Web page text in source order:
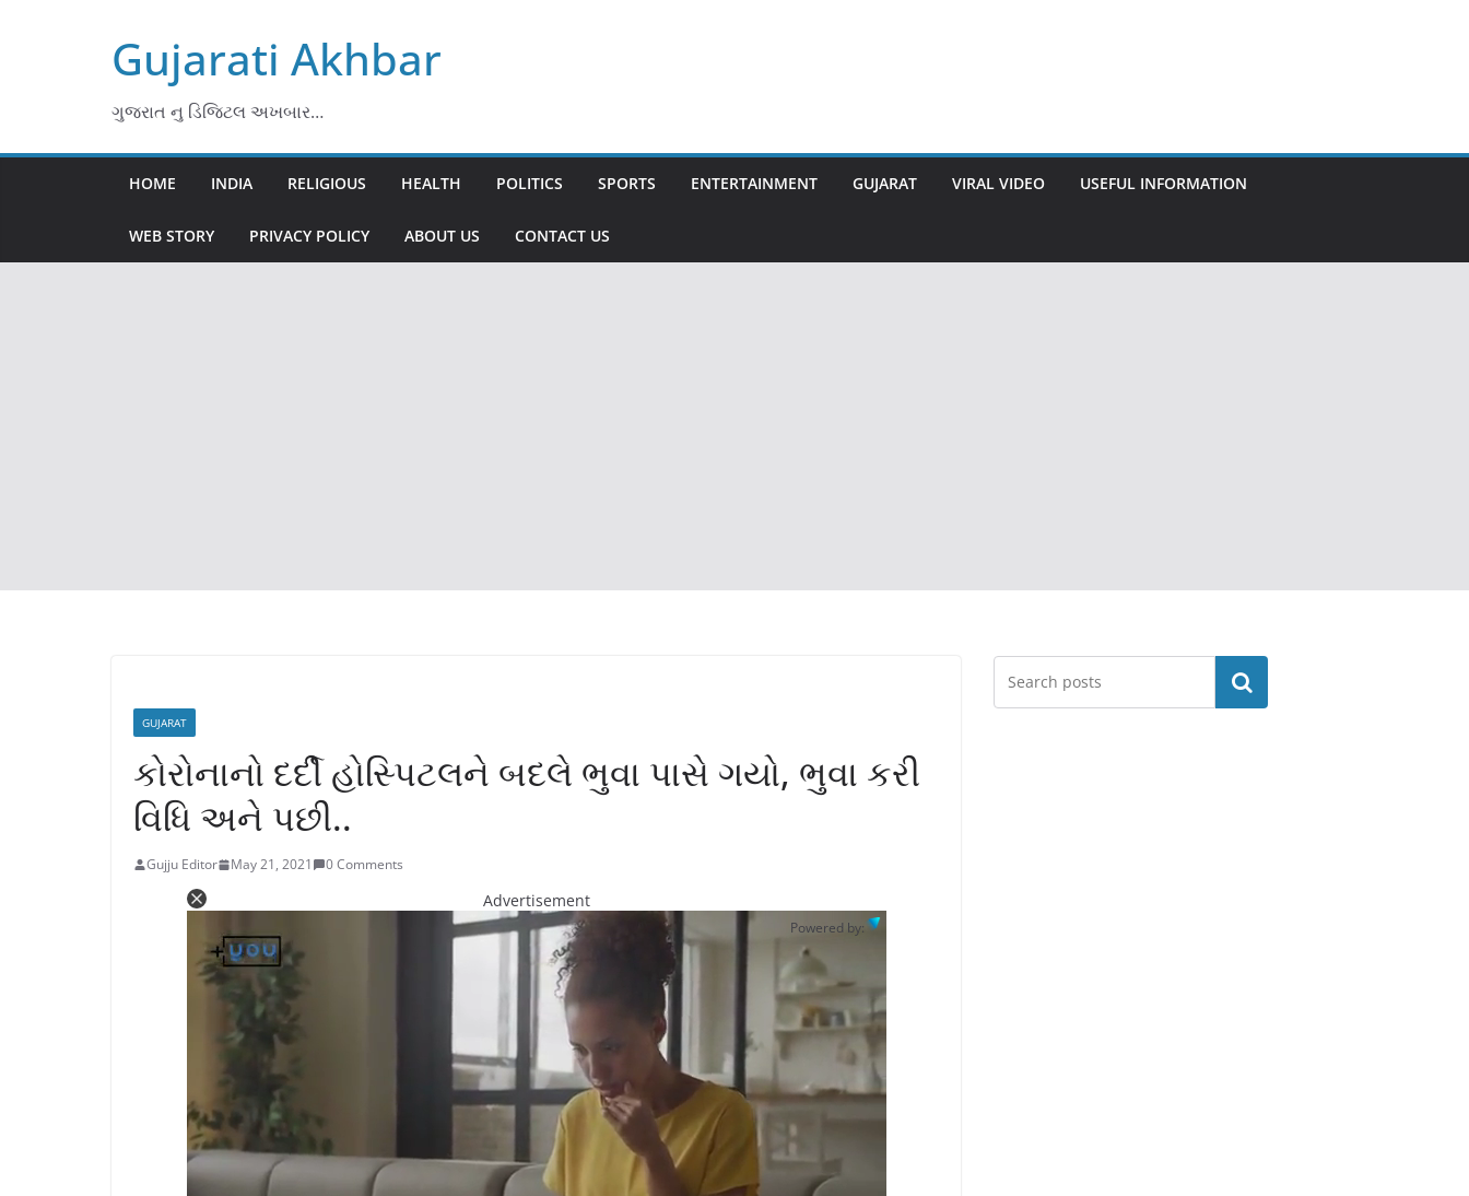
Gujarati Akhbar
ગુજરાત નુ ડિજિટલ અખબાર…
HOME INDIA RELIGIOUS HEALTH POLITICS SPORTS ENTERTAINMENT GUJARAT VIRAL VIDEO USEFUL INFORMATION
WEB STORY PRIVACY POLICY ABOUT US CONTACT US
GUJARAT
કોરોનાનો દર્દી હોસ્પિટલને બદલે ભુવા પાસે ગયો, ભુવા કરી
વિધિ અને પછી..
Gujju Editor May 21, 2021 0 Comments
Advertisement
Powered by:
Search